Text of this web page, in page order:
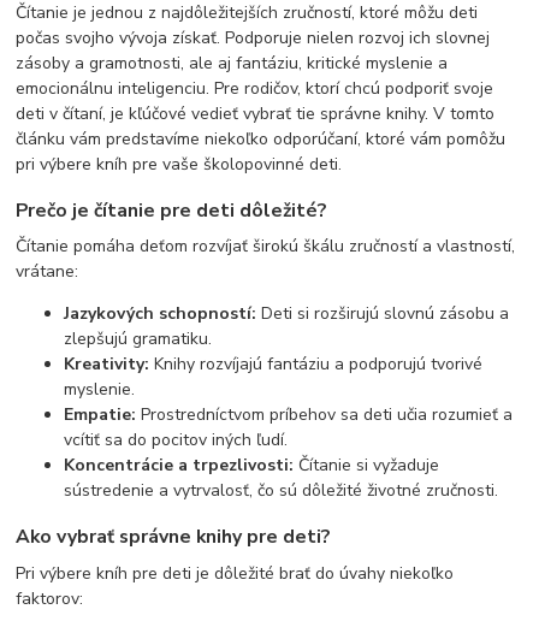
Čítanie je jednou z najdôležitejších zručností, ktoré môžu deti
počas svojho vývoja získať. Podporuje nielen rozvoj ich slovnej
zásoby a gramotnosti, ale aj fantáziu, kritické myslenie a
emocionálnu inteligenciu. Pre rodičov, ktorí chcú podporiť svoje
deti v čítaní, je kľúčové vedieť vybrať tie správne knihy. V tomto
článku vám predstavíme niekoľko odporúčaní, ktoré vám pomôžu
pri výbere kníh pre vaše školopovinné deti.
Prečo je čítanie pre deti dôležité?
Čítanie pomáha deťom rozvíjať širokú škálu zručností a vlastností,
vrátane:
Jazykových schopností: Deti si rozširujú slovnú zásobu a
zlepšujú gramatiku.
Kreativity: Knihy rozvíjajú fantáziu a podporujú tvorivé
myslenie.
Empatie: Prostredníctvom príbehov sa deti učia rozumieť a
vcítiť sa do pocitov iných ľudí.
Koncentrácie a trpezlivosti: Čítanie si vyžaduje
sústredenie a vytrvalosť, čo sú dôležité životné zručnosti.
Ako vybrať správne knihy pre deti?
Pri výbere kníh pre deti je dôležité brať do úvahy niekoľko
faktorov: